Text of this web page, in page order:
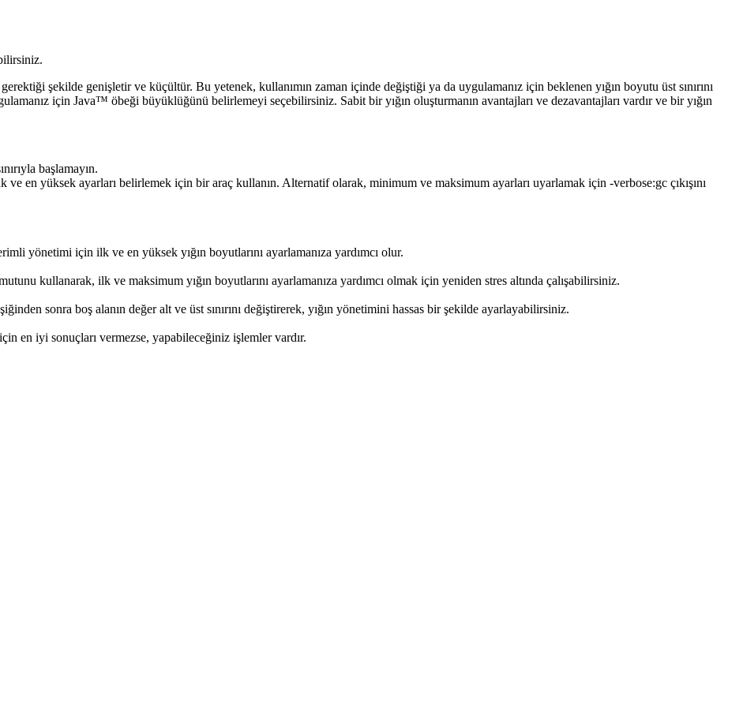
şekilde genişletir ve küçültür. Bu yetenek, kullanımın zaman içinde değiştiği ya da uygulamanız için beklenen yığın boyutu üst sınırını
için Java™ öbeği büyüklüğünü belirlemeyi seçebilirsiniz. Sabit bir yığın oluşturmanın avantajları ve dezavantajları vardır ve bir yığın
başlamayın.
en yüksek ayarları belirlemek için bir araç kullanın. Alternatif olarak, minimum ve maksimum ayarları uyarlamak için -verbose:gc çıkışını
yönetimi için ilk ve en yüksek yığın boyutlarını ayarlamanıza yardımcı olur.
kullanarak, ilk ve maksimum yığın boyutlarını ayarlamanıza yardımcı olmak için yeniden stres altında çalışabilirsiniz.
sonra boş alanın değer alt ve üst sınırını değiştirerek, yığın yönetimini hassas bir şekilde ayarlayabilirsiniz.
en iyi sonuçları vermezse, yapabileceğiniz işlemler vardır.